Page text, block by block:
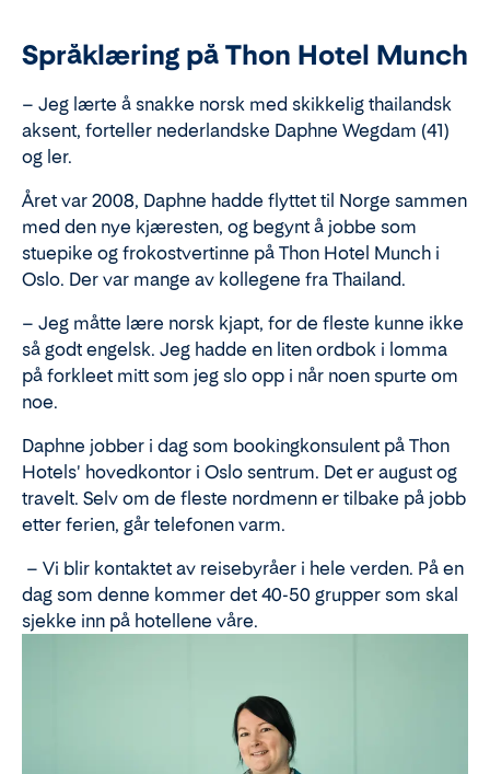
Språklæring på Thon Hotel Munch
– Jeg lærte å snakke norsk med skikkelig thailandsk
aksent, forteller nederlandske Daphne Wegdam (41)
og ler.
Året var 2008, Daphne hadde flyttet til Norge sammen
med den nye kjæresten, og begynt å jobbe som
stuepike og frokostvertinne på Thon Hotel Munch i
Oslo. Der var mange av kollegene fra Thailand.
– Jeg måtte lære norsk kjapt, for de fleste kunne ikke
så godt engelsk. Jeg hadde en liten ordbok i lomma
på forkleet mitt som jeg slo opp i når noen spurte om
noe.
Daphne jobber i dag som bookingkonsulent på Thon
Hotels' hovedkontor i Oslo sentrum. Det er august og
travelt. Selv om de fleste nordmenn er tilbake på jobb
etter ferien, går telefonen varm.
– Vi blir kontaktet av reisebyråer i hele verden. På en
dag som denne kommer det 40-50 grupper som skal
sjekke inn på hotellene våre.